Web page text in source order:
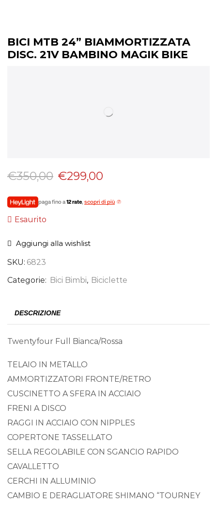
BICI MTB 24” BIAMMORTIZZATA
DISC. 21V BAMBINO MAGIK BIKE
€350,00 €299,00
paga fino a12 rate, scopri di più
Esaurito
Aggiungi alla wishlist
SKU: 6823
Categorie: Bici Bimbi, Biciclette
DESCRIZIONE
Twentyfour Full Bianca/Rossa
TELAIO IN METALLO
AMMORTIZZATORI FRONTE/RETRO
CUSCINETTO A SFERA IN ACCIAIO
FRENI A DISCO
RAGGI IN ACCIAIO CON NIPPLES
COPERTONE TASSELLATO
SELLA REGOLABILE CON SGANCIO RAPIDO
CAVALLETTO
CERCHI IN ALLUMINIO
CAMBIO E DERAGLIATORE SHIMANO “TOURNEY